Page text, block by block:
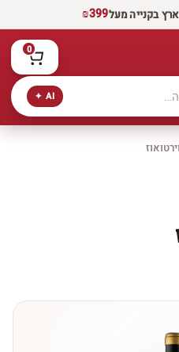
בקנייה מעל₪399
AI ✦
0